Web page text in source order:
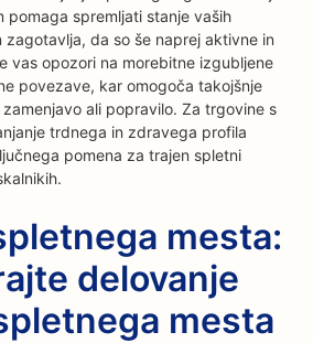
pomaga spremljati stanje vaših
da so še naprej aktivne in
vas opozori na morebitne izgubljene
povezave, kar omogoča takojšnje
ali popravilo. Za trgovine s
trdnega in zdravega profila
pomena za trajen spletni
mesta:
delovanje
mesta